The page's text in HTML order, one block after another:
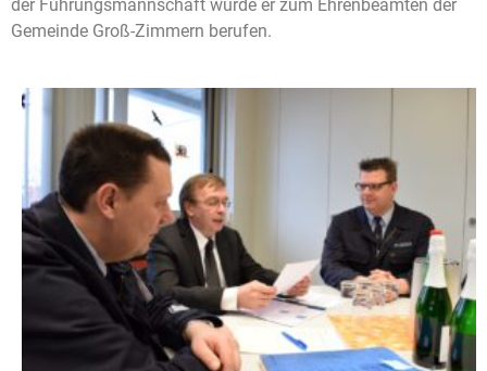
der Führungsmannschaft wurde er zum Ehrenbeamten der
Gemeinde Groß-Zimmern berufen.